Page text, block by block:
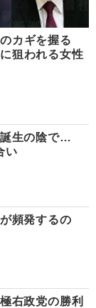
カギを握る
に狙われる女性
誕生の陰で…
い
頻発するの
右政党の勝利